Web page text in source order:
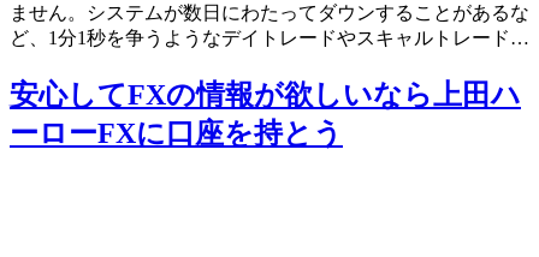
ません。システムが数日にわたってダウンすることがあるな
ど、1分1秒を争うようなデイトレードやスキャルトレード…
安心してFXの情報が欲しいなら上田ハ
ーローFXに口座を持とう